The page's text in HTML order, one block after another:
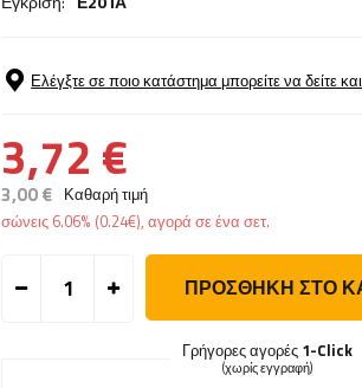
Ελέγξτε σε ποιο κατάστημα μπορείτε να δείτε
3,72 €
3,00 € Καθαρή τιμή
σώνεις 6.06% (0.24€), αγορά σε ένα σετ.
ΠΡΟΣΘΉΚΗ ΣΤΟ
Γρήγορες αγορές 1-Click
(χωρίς εγγραφή)